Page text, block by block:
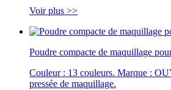
Voir plus >>
Poudre compacte de maquillage
Couleur : 13 couleurs. Marque :
pressée de maquillage.